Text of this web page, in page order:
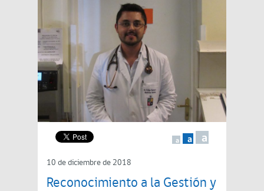
a a a
10 de diciembre de 2018
Reconocimiento a la Gestión y